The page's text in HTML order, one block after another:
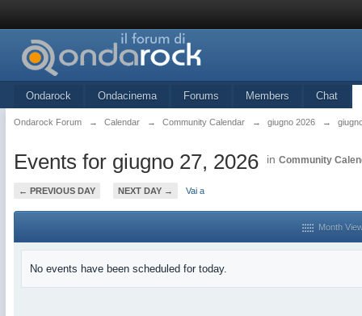
Ondarock Ondacinema Forums Members Chat
Ondarock Forum → Calendar → Community Calendar → giugno 2026 →
Events for giugno 27, 2026 in Community
← PREVIOUS DAY NEXT DAY → Vai a
Month
No events have been scheduled for today.